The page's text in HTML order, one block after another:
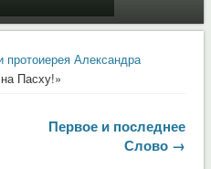
протоиерея Александра
Пасху!»
Первое и последнее
Слово →